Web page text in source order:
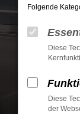
Folgende
Diese
Diese
der